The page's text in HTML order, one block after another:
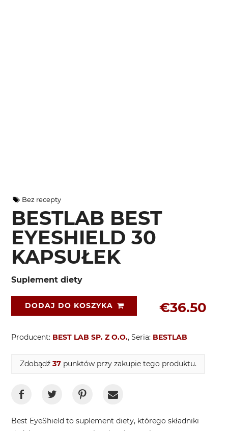
Bez recepty
BESTLAB BEST
EYESHIELD 30
KAPSUŁEK
Suplement diety
€36.50
DODAJ DO KOSZYKA
Producent: BEST LAB SP. Z O.O., Seria: BESTLAB
Zdobądź 37 punktów przy zakupie tego produktu.
Best EyeShield to suplement diety, którego składniki